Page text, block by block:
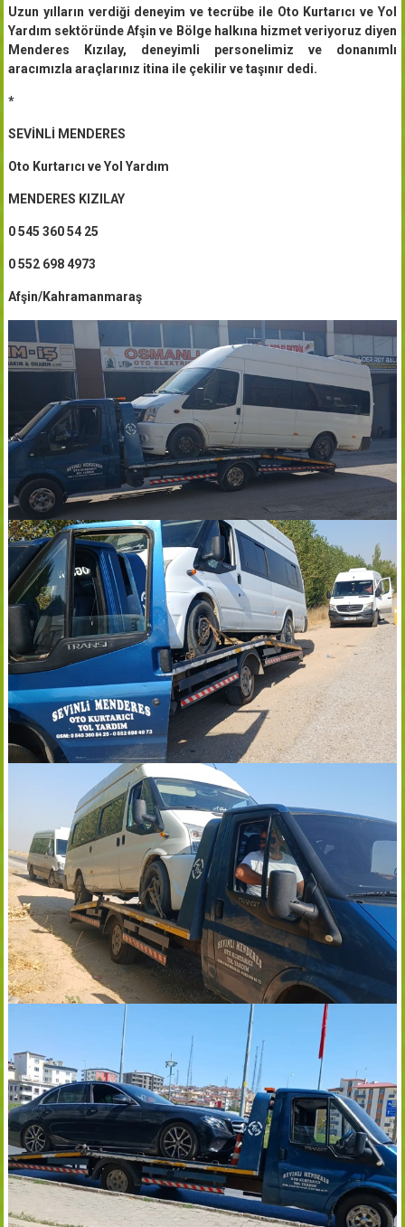
Uzun yılların verdiği deneyim ve tecrübe ile Oto Kurtarıcı ve Yol
Yardım sektöründe Afşin ve Bölge halkına hizmet veriyoruz diyen
Menderes Kızılay, deneyimli personelimiz ve donanımlı
aracımızla araçlarınız itina ile çekilir ve taşınır dedi.
*
SEVİNLİ MENDERES
Oto Kurtarıcı ve Yol Yardım
MENDERES KIZILAY
0 545 360 54 25
0 552 698 4973
Afşin/Kahramanmaraş